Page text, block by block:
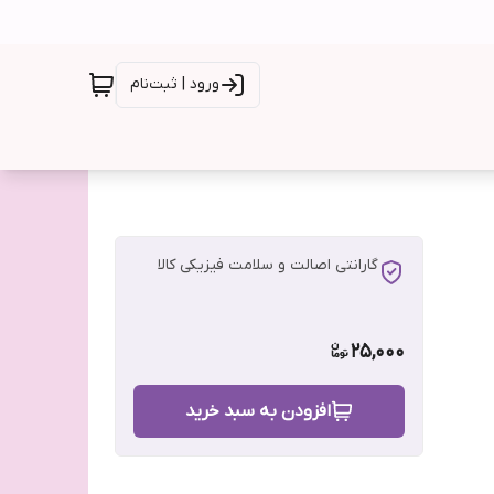
ورود | ثبت‌نام
گارانتی اصالت و سلامت فیزیکی کالا
25,000
افزودن به سبد خرید